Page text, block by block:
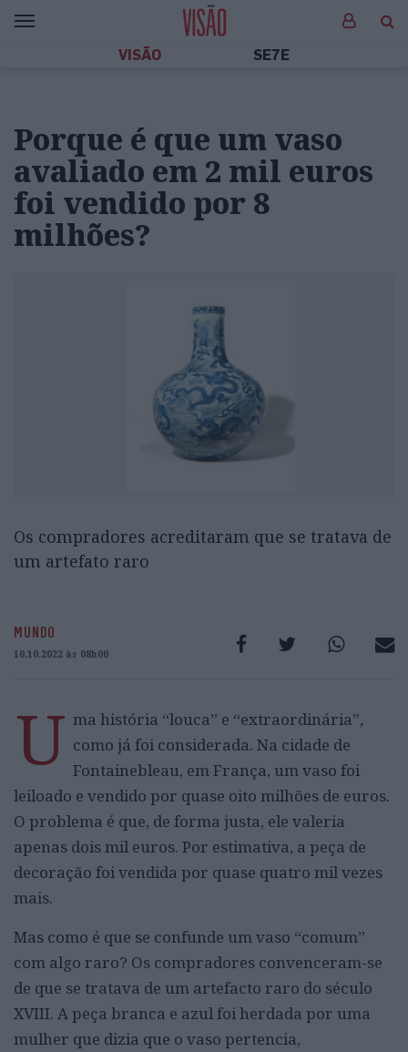
VISÃO SE7E
Porque é que um vaso
avaliado em 2 mil euros
foi vendido por 8
milhões?
Os compradores acreditaram que se tratava de
um artefato raro
MUNDO
10.10.2022 às 08h00
U ma história “louca” e “extraordinária”,
como já foi considerada. Na cidade de
Fontainebleau, em França, um vaso foi
leiloado e vendido por quase oito milhões de euros.
O problema é que, de forma justa, ele valeria
apenas dois mil euros. Por estimativa, a peça de
decoração foi vendida por quase quatro mil vezes
mais.
Mas como é que se confunde um vaso “comum”
com algo raro? Os compradores convenceram-se
de que se tratava de um artefacto raro do século
XVIII. A peça branca e azul foi herdada por uma
mulher que dizia que o vaso pertencia,